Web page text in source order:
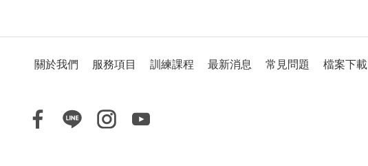
關於我們 服務項目 訓練課程 最新消息 常見問題 檔案下載